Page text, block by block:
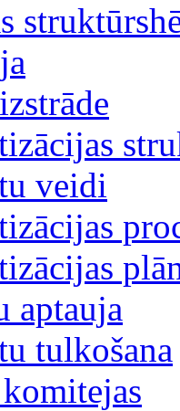
veidi
aptauja
tulkošana